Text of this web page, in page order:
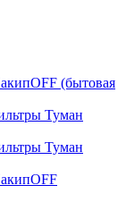
(бытовая
Туман
Туман